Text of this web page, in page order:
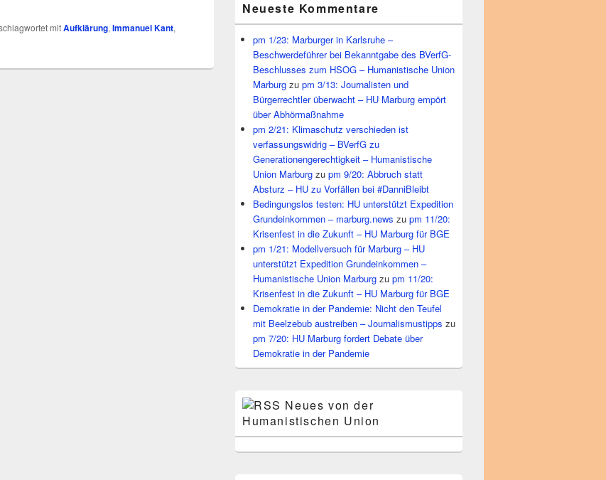
mitAufklärung, Immanuel Kant,
Neueste Kommentare
pm 1/23: Marburger in Karlsruhe –
Beschwerdeführer bei Bekanntgabe des BVerfG-
Beschlusses zum HSOG – Humanistische Union
Marburg zu pm 3/13: Journalisten und
Bürgerrechtler überwacht – HU Marburg empört
über Abhörmaßnahme
pm 2/21: Klimaschutz verschieden ist
verfassungswidrig – BVerfG zu
Generationengerechtigkeit – Humanistische
Union Marburg zu pm 9/20: Abbruch statt
Absturz – HU zu Vorfällen bei #DanniBleibt
Bedingungslos testen: HU unterstützt Expedition
Grundeinkommen – marburg.news zu pm 11/20:
Krisenfest in die Zukunft – HU Marburg für BGE
pm 1/21: Modellversuch für Marburg – HU
unterstützt Expedition Grundeinkommen –
Humanistische Union Marburg zu pm 11/20:
Krisenfest in die Zukunft – HU Marburg für BGE
Demokratie in der Pandemie: Nicht den Teufel
mit Beelzebub austreiben – Journalismustipps zu
pm 7/20: HU Marburg fordert Debate über
Demokratie in der Pandemie
Neues von der
Humanistischen Union